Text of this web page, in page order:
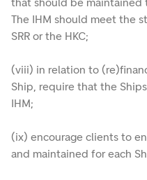
that should be
The IHM should meet the
SRR or the HKC;
(viii) in relation to
Ship, require that the
IHM;
(ix) encourage clients to
and maintained for each